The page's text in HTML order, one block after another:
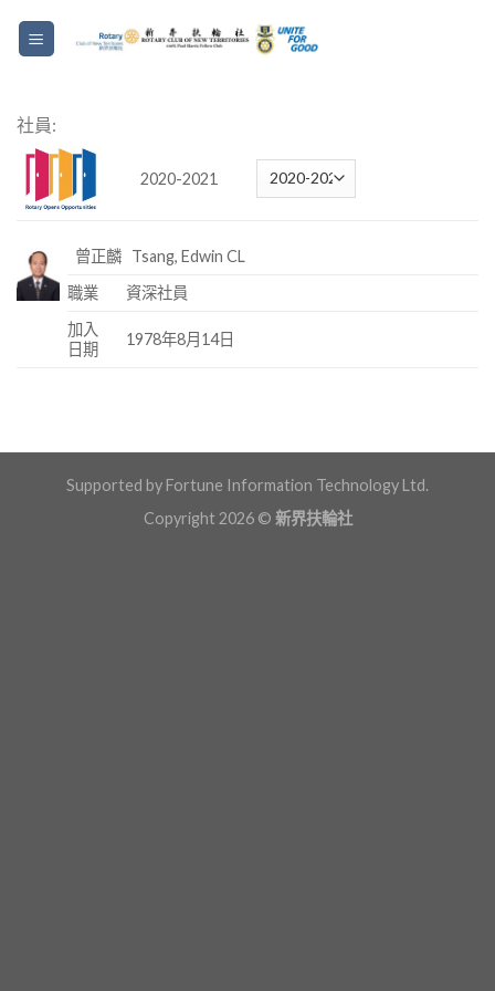
社員:
2020-2021
曾正麟 Tsang, Edwin CL
職業
資深社員
加入
日期
1978年8月14日
Supported by Fortune Information Technology Ltd.
Copyright 2026 © 新界扶輪社